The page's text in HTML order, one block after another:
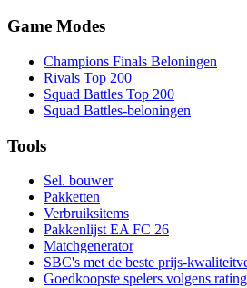
Game Modes
Champions Finals Beloningen
Rivals Top 200
Squad Battles Top 200
Squad Battles-beloningen
Tools
Sel. bouwer
Pakketten
Verbruiksitems
Pakkenlijst EA FC 26
Matchgenerator
SBC's met de beste prijs-
Goedkoopste spelers volgens rating